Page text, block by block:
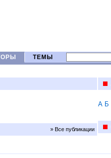
ТЕМЫ
» Все публикации
А Б